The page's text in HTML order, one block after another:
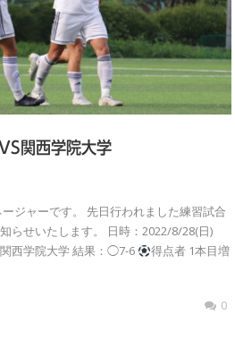
関西学院大学
ジャーです。 先日行われました練習試合
らせいたします。 日時：2022/8/28(日)
西学院大学 結果：◯7-6
得点者 1本目増
0